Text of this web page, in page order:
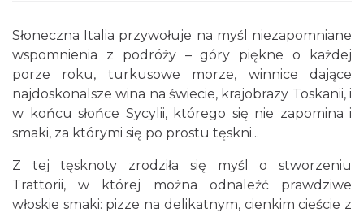
Słoneczna Italia przywołuje na myśl niezapomniane
wspomnienia z podróży – góry piękne o każdej
porze roku, turkusowe morze, winnice dające
najdoskonalsze wina na świecie, krajobrazy Toskanii, i
w końcu słońce Sycylii, którego się nie zapomina i
smaki, za którymi się po prostu tęskni...
Z tej tęsknoty zrodziła się myśl o stworzeniu
Trattorii, w której można odnaleźć prawdziwe
włoskie smaki: pizze na delikatnym, cienkim cieście z